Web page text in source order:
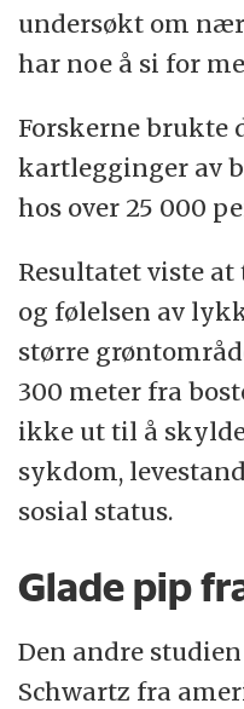
undersøkt om
har noe å si for
Forskerne brukte
kartlegginger av
hos over 25 000
Resultatet viste
og følelsen av
større
300 meter fra
ikke ut til å
sykdom,
sosial status.
Glade pip
Den andre
Schwartz fra